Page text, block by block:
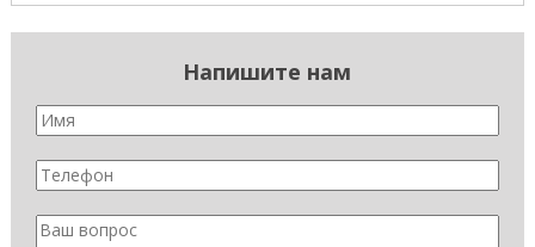
Напишите нам